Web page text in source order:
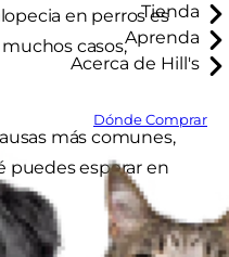
Tienda
Aprenda
Acerca de Hill's
Dónde Comprar
en perros es
casos,
más comunes,
puedes esperar en